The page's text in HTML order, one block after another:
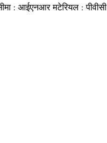
: आईएनआर मटेरियल :पीवीसी